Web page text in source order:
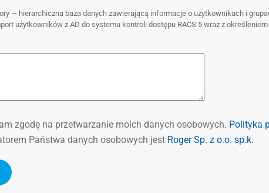
— hierarchiczna baza danych zawierającą informacje o użytkownikach i
użytkowników z AD do systemu kontroli dostępu RACS 5 wraz z
zgodę na przetwarzanie moich danych osobowych. Polityka
Państwa danych osobowych jest Roger Sp. z o.o. sp.k.